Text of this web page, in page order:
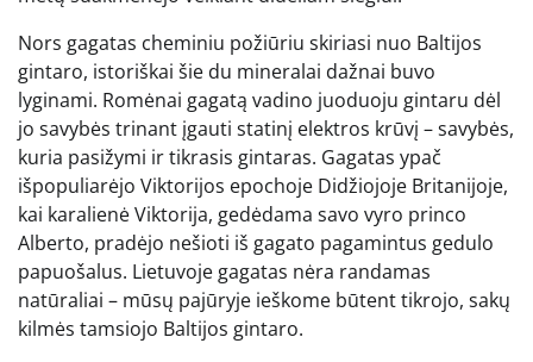
Nors gagatas cheminiu požiūriu skiriasi nuo Baltijos
gintaro, istoriškai šie du mineralai dažnai buvo
lyginami. Romėnai gagatą vadino juoduoju gintaru dėl
jo savybės trinant įgauti statinį elektros krūvį – savybės,
kuria pasižymi ir tikrasis gintaras. Gagatas ypač
išpopuliarėjo Viktorijos epochoje Didžiojoje Britanijoje,
kai karalienė Viktorija, gedėdama savo vyro princo
Alberto, pradėjo nešioti iš gagato pagamintus gedulo
papuošalus. Lietuvoje gagatas nėra randamas
natūraliai – mūsų pajūryje ieškome būtent tikrojo, sakų
kilmės tamsiojo Baltijos gintaro.